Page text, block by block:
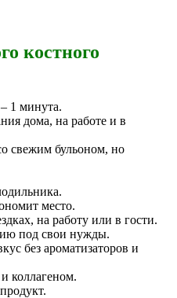
костного
1 минута.
дома, на работе и в
свежим бульоном, но
место.
на работу или в гости.
под свои нужды.
без ароматизаторов и
коллагеном.